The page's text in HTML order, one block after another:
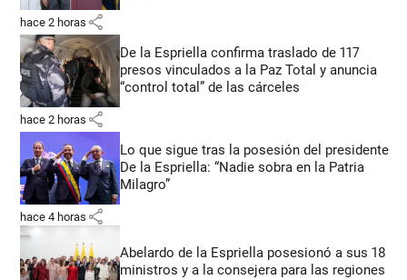
hace 2 horas share
De la Espriella confirma traslado de 117
presos vinculados a la Paz Total y anuncia
“control total” de las cárceles
hace 2 horas share
Lo que sigue tras la posesión del presidente
De la Espriella: “Nadie sobra en la Patria
Milagro”
hace 4 horas share
Abelardo de la Espriella posesionó a sus 18
ministros y a la consejera para las regiones